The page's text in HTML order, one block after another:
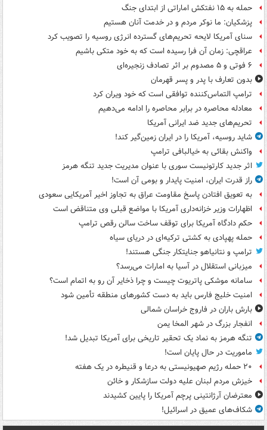
حمله به ۱۵ نفتکش‌ اماراتی از ابتدای جنگ
پزشکیان: ما نوکر مردم و در خدمت آنان هستیم
سنای آمریکا لایحه تحریم‌های گسترده انرژی روسیه را تصویب کرد
عراقچی: زمان آن فرا رسیده است که به خود متکی باشیم
۶ فوتی و ۵ مصدوم بر اثر تصادف زنجیره‌ای
بدون تعارف با پدر و پسر قهرمان
ترامپ التماس‌کننده توافقی است که خود ویران کرد
معادله محاصره در برابر محاصره را ادامه می‌دهیم
تحریم‌های جدید ضد ایرانی آمریکا
شاید روسیه، آمریکا را در ایران زمین‌گیر کند!
واکنش بقائی به خیالبافی ترامپ
اثر جدید کارتونیست سوری با عنوان مدیریت جدید تنگه هرمز
راز قدرت ایران، امنیت پایدار و بومی آن است!
به تعویق افتادن پاسخ مقاومت عراق به تجاوز اخیر آمریکایی سعودی
اظهارات وزیر خزانه‌داری آمریکا با مواضع قبلی وی متناقض است
حکم دادگاه آمریکا برای توقف ساخت سالن رقص ترامپ
حمله پهپادی به کشتی ترکیه‌ای در دریای سیاه
ترامپ و نتانیاهو جنایتکار جنگی هستند!
میزبانی استقلال در آسیا به امارات می‌رسد؟
سامانه موشکی پاتریوت چیست و چرا ذخایر آن رو به اتمام است؟
امنیت خلیج فارس باید به دست کشورهای منطقه تأمین شود
بارش باران در فاروج خراسان شمالی
انفجار بزرگ در شهر المخا یمن
تنگه هرمز به نماد یک تحقیر تاریخی برای آمریکا تبدیل شد!
ماموریت در حال پایان است!
۲۰ حمله رژیم صهیونیستی به درعا و قنیطره در یک هفته
خیزش مردم لبنان علیه دولت سازشکار و خائن
معترضان آرژانتینی پرچم آمریکا را پایین کشیدند
شکاف‌های عمیق در اسرائیل!